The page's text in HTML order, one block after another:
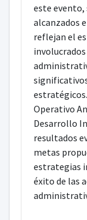
este
alcanzados
reflejan el
Operativo
Desarrollo
resultados
metas
estrategias
éxito de las